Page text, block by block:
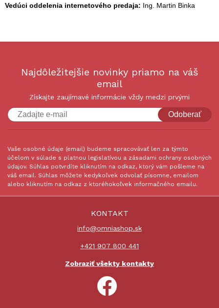
Vedúci oddelenia internetového predaja: Ing. Martin Binka
Najdôležitejšie novinky priamo na váš
email
Získajte zaujímavé informácie vždy medzi prvými
Odoberať
Vaše osobné údaje (email) budeme spracovávať len za týmto
účelom v súlade s platnou legislatívou a zásadami ochrany osobných
údajov. Súhlas potvrdíte kliknutím na odkaz, ktorý vám pošleme na
váš email. Súhlas môžete kedykoľvek odvolať písomne, emailom
alebo kliknutím na odkaz z ktoréhokoľvek informačného emailu.
KONTAKT
info@omniashop.sk
+421 907 800 441
Zobraziť všekty kontakty